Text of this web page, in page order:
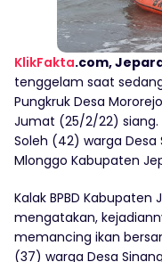
KlikFakta.com,
tenggelam saat
Pungkruk Desa
Jumat (25/2/22) siang.
Soleh (42) warga Desa
Mlonggo Kabupaten
Kalak BPBD Kabupaten
mengatakan,
memancing ikan
(37) warga Desa